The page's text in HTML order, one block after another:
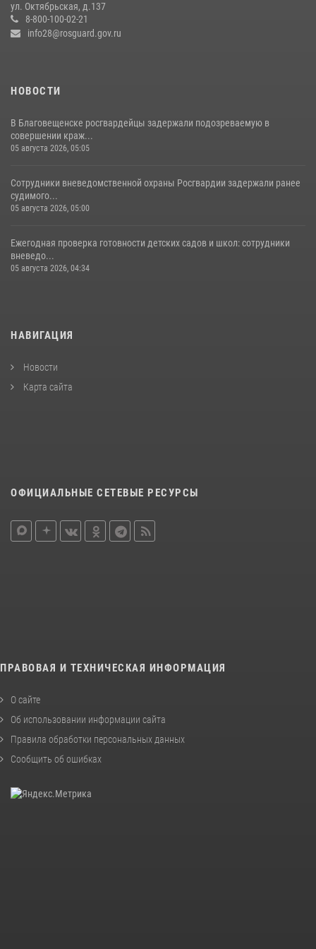
23 июля 2026, 07:49
ул. Октябрьская, д.137
8-800-100-02-21
info28@rosguard.gov.ru
НОВОСТИ
В Благовещенске росгвардейцы задержали подозреваемую в
совершении краж...
05 августа 2026, 05:05
Сотрудники вневедомственной охраны Росгвардии задержали ранее
судимого...
05 августа 2026, 05:00
Ежегодная проверка готовности детских садов и школ: сотрудники
вневедо...
05 августа 2026, 04:34
НАВИГАЦИЯ
Новости
Карта сайта
ОФИЦИАЛЬНЫЕ СЕТЕВЫЕ РЕСУРСЫ
ПРАВОВАЯ И ТЕХНИЧЕСКАЯ ИНФОРМАЦИЯ
О сайте
Об использовании информации сайта
Правила обработки персональных данных
Сообщить об ошибках